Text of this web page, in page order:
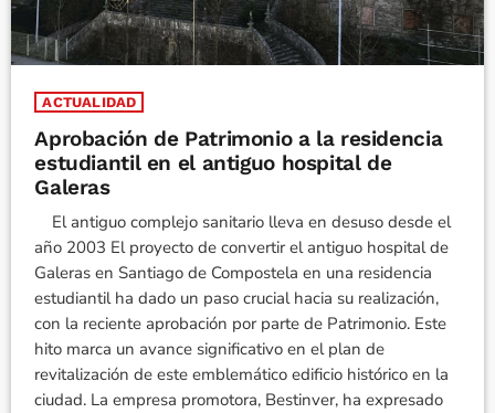
ACTUALIDAD
Aprobación de Patrimonio a la residencia
estudiantil en el antiguo hospital de
Galeras
El antiguo complejo sanitario lleva en desuso desde el
año 2003 El proyecto de convertir el antiguo hospital de
Galeras en Santiago de Compostela en una residencia
estudiantil ha dado un paso crucial hacia su realización,
con la reciente aprobación por parte de Patrimonio. Este
hito marca un avance significativo en el plan de
revitalización de este emblemático edificio histórico en la
ciudad. La empresa promotora, Bestinver, ha expresado